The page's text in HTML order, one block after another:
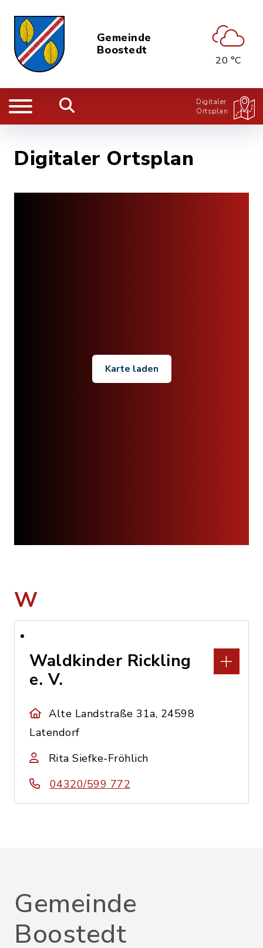
Gemeinde
Boostedt
20 °C
Digitaler
Ortsplan
Digitaler Ortsplan
Karte laden
W
Waldkinder Rickling
e. V.
Alte Landstraße 31a, 24598
Latendorf
Rita Siefke-Fröhlich
04320/599 772
Gemeinde
Boostedt